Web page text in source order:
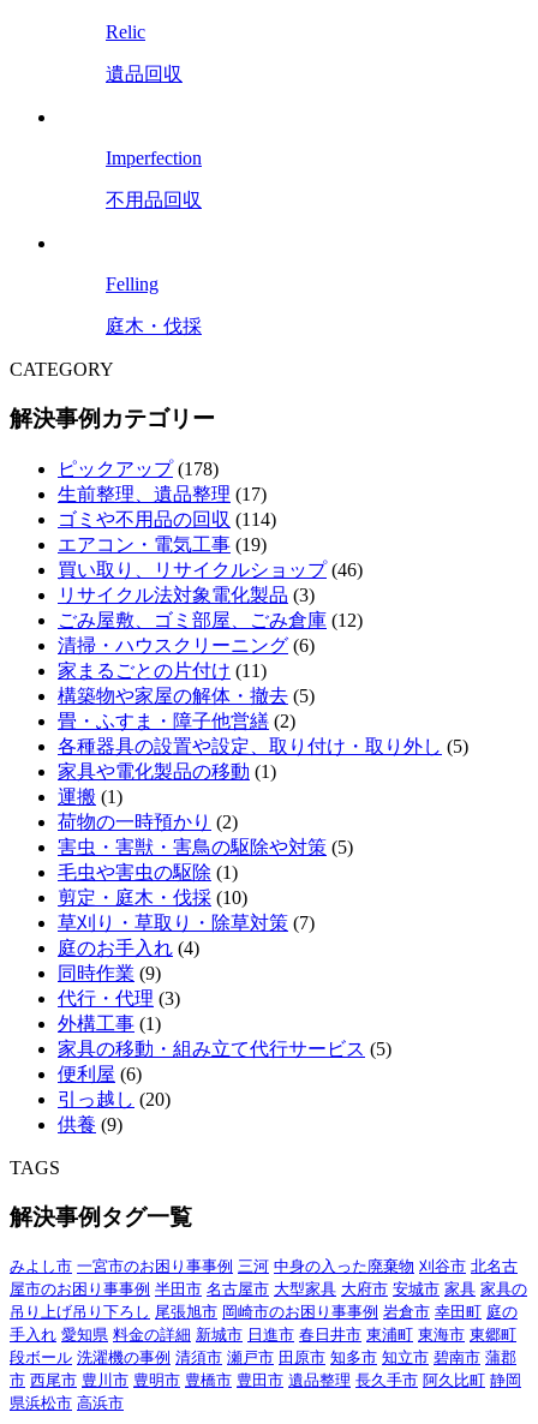
Relic
遺品回収
Imperfection
不用品回収
Felling
庭木・伐採
CATEGORY
解決事例カテゴリー
ピックアップ(178)
生前整理、遺品整理 (17)
ゴミや不用品の回収 (114)
エアコン・電気工事 (19)
買い取り、リサイクルショップ(46)
リサイクル法対象電化製品 (3)
ごみ屋敷、ゴミ部屋、ごみ倉庫 (12)
清掃・ハウスクリーニング (6)
家まるごとの片付け (11)
構築物や家屋の解体・撤去 (5)
畳・ふすま・障子他営繕 (2)
各種器具の設置や設定、取り付け・取り外し (5)
家具や電化製品の移動 (1)
運搬 (1)
荷物の一時預かり (2)
害虫・害獣・害鳥の駆除や対策 (5)
毛虫や害虫の駆除 (1)
剪定・庭木・伐採 (10)
草刈り・草取り・除草対策 (7)
庭のお手入れ (4)
同時作業 (9)
代行・代理 (3)
外構工事 (1)
家具の移動・組み立て代行サービス (5)
便利屋 (6)
引っ越し (20)
供養 (9)
TAGS
解決事例タグ一覧
みよし市 一宮市のお困り事事例 三河 中身の入った廃棄物 刈谷市 北名古
屋市のお困り事事例 半田市 名古屋市 大型家具 大府市 安城市 家具 家具の
吊り上げ吊り下ろし 尾張旭市 岡崎市のお困り事事例 岩倉市 幸田町 庭の
手入れ 愛知県 料金の詳細 新城市 日進市 春日井市 東浦町 東海市 東郷町
段ボール 洗濯機の事例 清須市 瀬戸市 田原市 知多市 知立市 碧南市 蒲郡
市 西尾市 豊川市 豊明市 豊橋市 豊田市 遺品整理 長久手市 阿久比町 静岡
県浜松市 高浜市